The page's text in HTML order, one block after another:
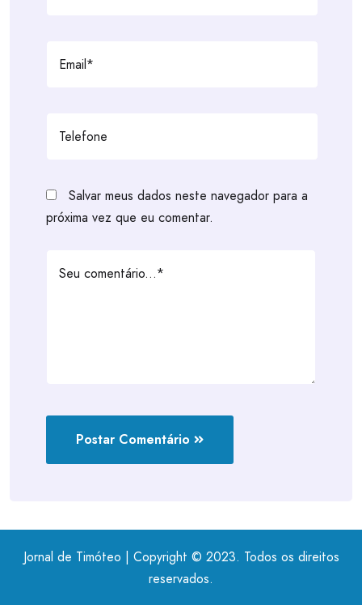
Salvar meus dados neste navegador para a
próxima vez que eu comentar.
Postar Comentário
Jornal de Timóteo | Copyright © 2023. Todos os direitos
reservados.